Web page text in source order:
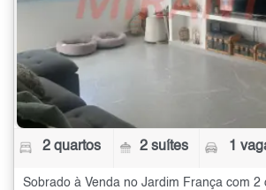
2 quartos 2 suítes 1
Sobrado à Venda no Jardim França com 2